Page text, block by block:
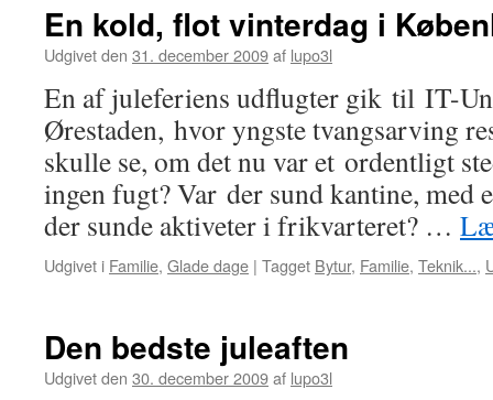
En kold, flot vinterdag i
Udgivet den 31. december 2009af lupo3l
En af juleferiens udflugter gik til IT-
Ørestaden, hvor yngste tvangsarving
skulle se, om det nu var et ordentligt
ingen fugt? Var der sund kantine, med
der sunde aktiveter i frikvarteret? …
Udgivet i Familie, Glade dage | Tagget Bytur, Familie, Teknik...,
Den bedste juleaften
Udgivet den 30. december 2009af lupo3l